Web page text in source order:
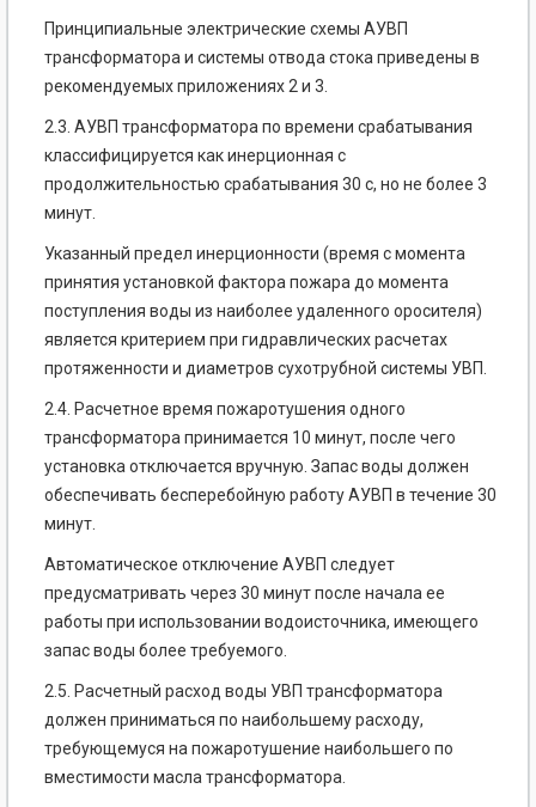
Принципиальные электрические схемы АУВП
трансформатора и системы отвода стока приведены в
рекомендуемых приложениях 2 и 3.
2.3. АУВП трансформатора по времени срабатывания
классифицируется как инерционная с
продолжительностью срабатывания 30 с, но не более 3
минут.
Указанный предел инерционности (время с момента
принятия установкой фактора пожара до момента
поступления воды из наиболее удаленного оросителя)
является критерием при гидравлических расчетах
протяженности и диаметров сухотрубной системы УВП.
2.4. Расчетное время пожаротушения одного
трансформатора принимается 10 минут, после чего
установка отключается вручную. Запас воды должен
обеспечивать бесперебойную работу АУВП в течение 30
минут.
Автоматическое отключение АУВП следует
предусматривать через 30 минут после начала ее
работы при использовании водоисточника, имеющего
запас воды более требуемого.
2.5. Расчетный расход воды УВП трансформатора
должен приниматься по наибольшему расходу,
требующемуся на пожаротушение наибольшего по
вместимости масла трансформатора.